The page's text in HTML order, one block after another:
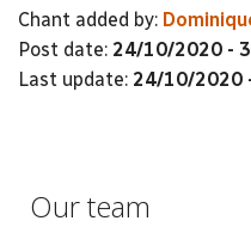
Chant added by:
Post date: 24/10/2020 -
Last update: 24/10/2020
Our team